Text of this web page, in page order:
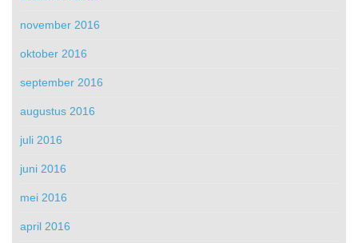
november 2016
oktober 2016
september 2016
augustus 2016
juli 2016
juni 2016
mei 2016
april 2016